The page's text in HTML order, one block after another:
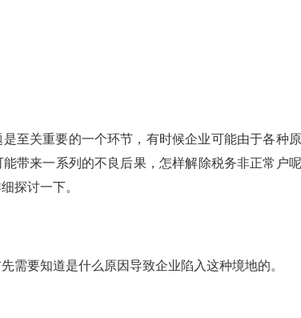
至关重要的一个环节，有时候企业可能由于各种
带来一系列的不良后果，怎样解除税务非正常户
探讨一下。
需要知道是什么原因导致企业陷入这种境地的。